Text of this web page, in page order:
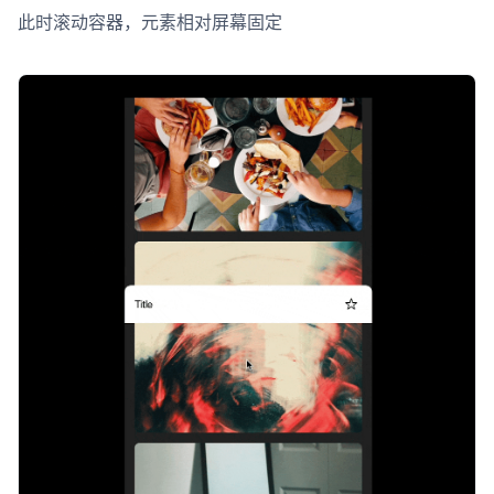
此时滚动容器，元素相对屏幕固定